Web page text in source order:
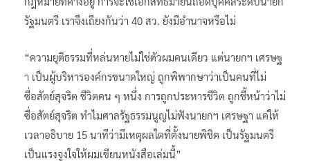
รัฐมนตรี เราจึงเถียงกันว่า 40 สว. ยังมีอำนาจหรือไม่
“ความยุติธรรมที่หล่นหายไม่ใช่ตัวผมคนเดียว แต่นายกฯ เศรษฐ
า เป็นผู้บริหารองค์กรขนาดใหญ่ ถูกพิพากษาว่าเป็นคนที่ไม่
ซื่อสัตย์สุจริต ชีวิตคน ๆ หนึ่ง การถูกประหารชีวิต ถูกชี้หน้าว่าไม่
ซื่อสัตย์สุจริต ทำไมศาลรัฐธรรมนูญไม่ฟังนายกฯ เศรษฐา แค่ให้
เวลาอธิบาย 15 นาทีว่ามีเหตุผลใดที่ตั้งนายพิชิต เป็นรัฐมนตรี
เป็นแรงจูงใจให้ผมเขียนหนังสือเล่มนี้”